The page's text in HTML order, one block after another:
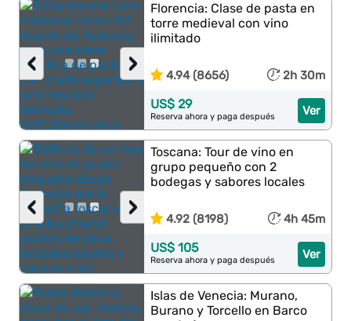
›
‹
Florencia: Clase de pasta en
torre medieval con vino
ilimitado
4.94 (8656) 2h 30m
Ver
US$ 29
Reserva ahora y paga después
›
‹
Toscana: Tour de vino en
grupo pequeño con 2
bodegas y sabores locales
4.92 (8198) 4h 45m
Ver
US$ 105
Reserva ahora y paga después
Islas de Venecia: Murano,
Burano y Torcello en Barco